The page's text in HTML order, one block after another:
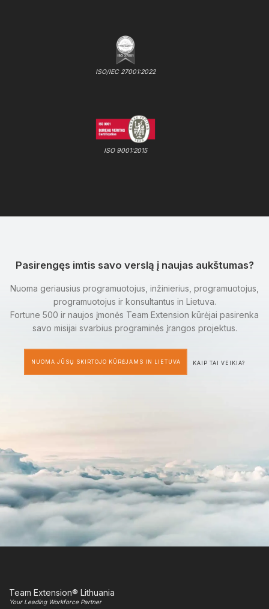
ISO/IEC 27001:2022
ISO 9001:2015
Pasirengęs imtis savo verslą į naujas aukštumas?
Nuoma geriausius programuotojus, inžinierius, programuotojus,
programuotojus ir konsultantus in Lietuva.
Fortune 500 ir naujos įmonės Team Extension kūrėjai pasirenka
savo misijai svarbius programinės įrangos projektus.
NUOMA JŪSŲ SKIRTOJO KŪRĖJAMS IN LIETUVA KAIP TAI VEIKIA?
Team Extension® Lithuania
Your Leading Workforce Partner